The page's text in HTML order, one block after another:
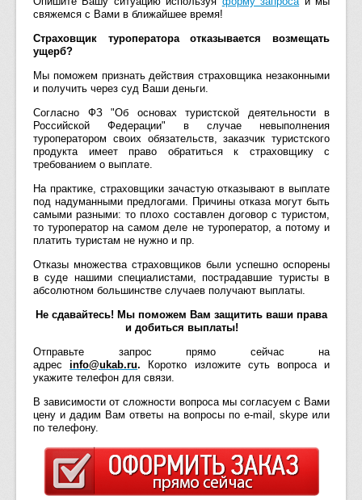
свяжемся с Вами в ближайшее время!
Страховщик туроператора отказывается возмещать
ущерб?
Мы поможем признать действия страховщика незаконными
и получить через суд Ваши деньги.
Согласно ФЗ "Об основах туристской деятельности в
Российской Федерации" в случае невыполнения
туроператором своих обязательств, заказчик туристского
продукта имеет право обратиться к страховщику с
требованием о выплате.
На практике, страховщики зачастую отказывают в выплате
под надуманными предлогами. Причины отказа могут быть
самыми разными: то плохо составлен договор с туристом,
то туроператор на самом деле не туроператор, а потому и
платить туристам не нужно и пр.
Отказы множества страховщиков были успешно оспорены
в суде нашими специалистами, пострадавшие туристы в
абсолютном большинстве случаев получают выплаты.
Не сдавайтесь! Мы поможем Вам защитить ваши права
и добиться выплаты!
Отправьте запрос прямо сейчас на
адресinfo@ukab.ru. Коротко изложите суть вопроса и
укажите телефон для связи.
В зависимости от сложности вопроса мы согласуем с Вами
цену и дадим Вам ответы на вопросы по e-mail, skype или
по телефону.